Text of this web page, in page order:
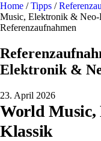
Home / Tipps /
Music, Elektronik &
Referenzaufnahmen
Elektronik &
23. April 2026
World
Klassik